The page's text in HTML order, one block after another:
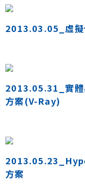
2013.03.05_虛擬
2013.05.31_實體
方案(V-Ray)
方案